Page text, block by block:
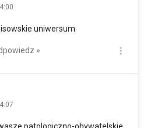
uniwersum
»